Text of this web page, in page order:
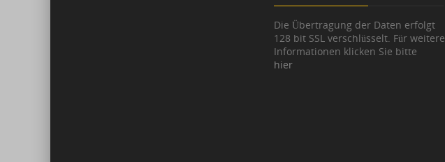
Die Übertragung der Daten erfolgt
128 bit SSL verschlüsselt. Für weitere
Informationen klicken Sie bitte
hier